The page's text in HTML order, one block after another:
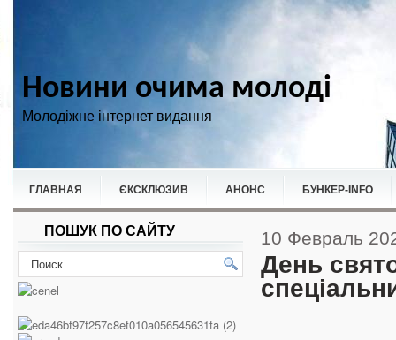
Новини очима молоді
Молодіжне інтернет видання
ГЛАВНАЯ ЄКСКЛЮЗИВ АНОНС БУНКЕР-ІNFO
НОВИНИ СПОРТ
ПОШУК ПО САЙТУ 10 Февраль
День